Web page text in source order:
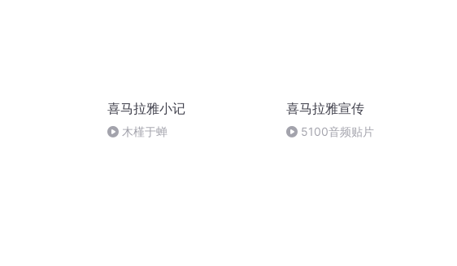
喜马拉雅小记
木槿于蝉
喜马拉雅宣传
5100音频贴片